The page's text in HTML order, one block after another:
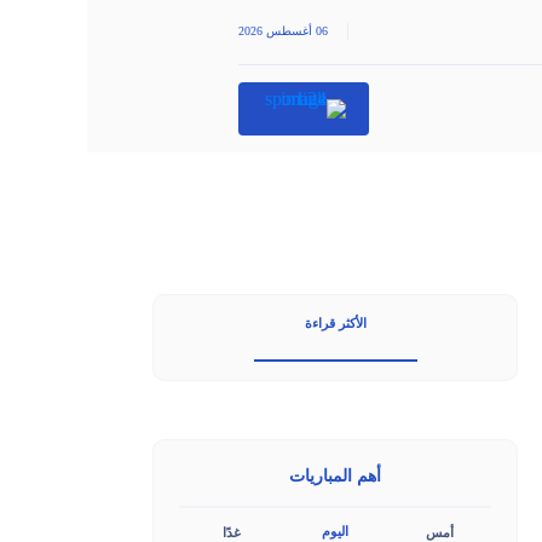
06 أغسطس 2026
الأكثر قراءة
أهم المباريات
أمس اليوم غدًا